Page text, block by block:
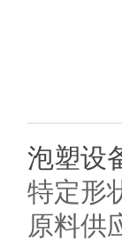
泡塑设
特定形
原料供